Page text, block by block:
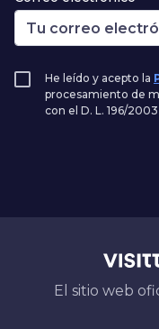
He leído y acepto la
procesamiento de
con el D. L. 196/
El sitio web